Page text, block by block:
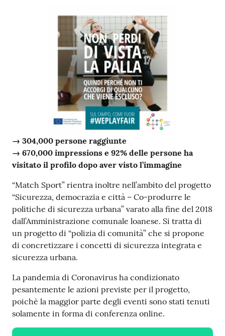
→ 304,000 persone raggiunte
→ 670,000 impressions e 92% delle persone ha
visitato il profilo dopo aver visto l’immagine
“Match Sport” rientra inoltre nell’ambito del progetto
“Sicurezza, democrazia e città – Co-produrre le
politiche di sicurezza urbana” varato alla fine del 2018
dall’Amministrazione comunale loanese. Si tratta di
un progetto di “polizia di comunità” che si propone
di concretizzare i concetti di sicurezza integrata e
sicurezza urbana.
La pandemia di Coronavirus ha condizionato
pesantemente le azioni previste per il progetto,
poichè la maggior parte degli eventi sono stati tenuti
solamente in forma di conferenza online.